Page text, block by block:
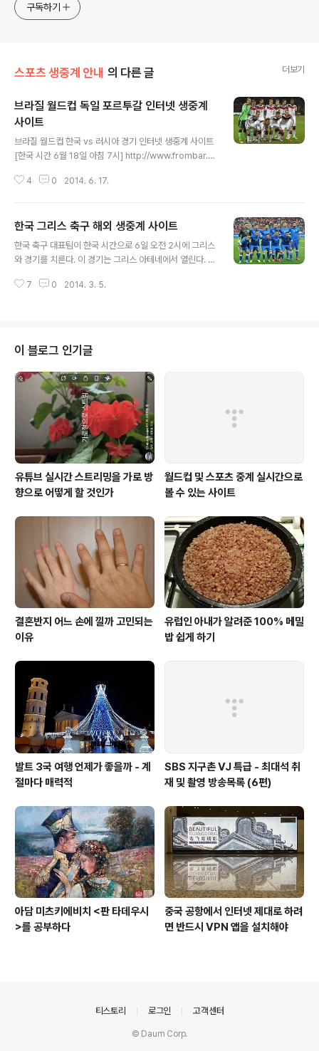
구독하기
스포츠 생중계 안내 의 다른 글 더보기
브라질 월드컵 독일 포르투갈 인터넷 생중계
사이트
브라질 월드컵 한국 vs 러시아 경기 인터넷 생중계 사이트
[한국 시간 6월 18일 아침 7시] http://www.frombar.c
825227.html http://www.frombar.com/2014061
다. 오늘은 또 하나의 큰 경기(빅 매치)가 열린다. 월드컵 3
2강 조별 G조에 속한 독일과 포르투갈 경기이다. 한국 시
각으로 6월 17일 새벽 1시에 사우바도르 아레나 폰치 노바
나이다. 포르투갈은 호날두를 중심으로 포부가 큰 팀이다.
4 0 2014. 6. 17.
한국 그리스 축구 해외 생중계 사이트
한국 축구 대표팀이 한국 시간으로 6일 오전 2시에 그리스
와 경기를 치른다. 이 경기는 그리스 아테네에서 열린다. 그
은 2승 1무로 한국이 앞서 있다. 그리스는 전통적으로 수비
는 중요한 경기이다. 특히 논란과 고심 끝에 선택한 박주영
선수가 시험대에 오른다. 한국과 그리스 평가전 경기를 아
래 인터넷 사이트로 해외에서도 생중계를 시청할 수 있다.
시간은 헬싱키 시간대(한국과 시차는 7시간)이다. 한국이
2:0으로 승리: 박주영 1골, + 손흥민 1골 http://..
7 0 2014. 3. 5.
이 블로그 인기글
유튜브 실시간 스트리밍을 가로 방
향으로 어떻게 할 것인가
월드컵 및 스포츠 중계 실시간으로
볼 수 있는 사이트
결혼반지 어느 손에 낄까 고민되는
이유
유럽인 아내가 알려준 100% 메밀
밥 쉽게 하기
발트 3국 여행 언제가 좋을까 - 계
절마다 매력적
SBS 지구촌 VJ 특급 - 최대석 취
재 및 촬영 방송목록 (6편)
아담 미츠키에비치 <판 타데우시
>를 공부하다
중국 공항에서 인터넷 제대로 하려
면 반드시 VPN 앱을 설치해야
티스토리 로그인 고객센터
© Daum Corp.